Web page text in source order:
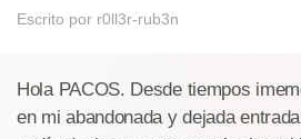
Escrito por r0ll3r-rub3n
Hola PACOS. Desde tiempos
en mi abandonada y dejada